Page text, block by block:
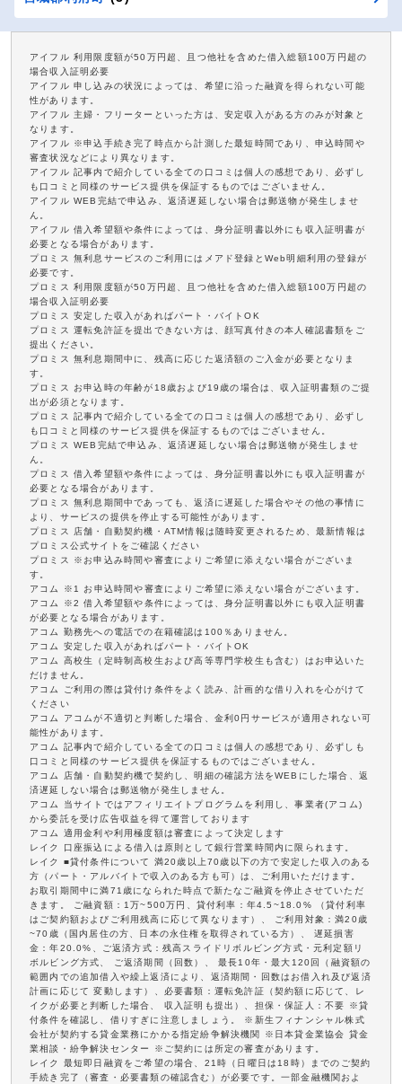
アイフル 利用限度額が50万円超、且つ他社を含めた借入総額100万円超の
場合収入証明必要
アイフル 申し込みの状況によっては、希望に沿った融資を得られない可能
性があります。
アイフル 主婦・フリーターといった方は、安定収入がある方のみが対象と
なります。
アイフル ※申込手続き完了時点から計測した最短時間であり、申込時間や
審査状況などにより異なります。
アイフル 記事内で紹介している全ての口コミは個人の感想であり、必ずし
も口コミと同様のサービス提供を保証するものではございません。
アイフル WEB完結で申込み、返済遅延しない場合は郵送物が発生しませ
ん。
アイフル 借入希望額や条件によっては、身分証明書以外にも収入証明書が
必要となる場合があります。
プロミス 無利息サービスのご利用にはメアド登録とWeb明細利用の登録が
必要です。
プロミス 利用限度額が50万円超、且つ他社を含めた借入総額100万円超の
場合収入証明必要
プロミス 安定した収入があればパート・バイトOK
プロミス 運転免許証を提出できない方は、顔写真付きの本人確認書類をご
提出ください。
プロミス 無利息期間中に、残高に応じた返済額のご入金が必要となりま
す。
プロミス お申込時の年齢が18歳および19歳の場合は、収入証明書類のご提
出が必須となります。
プロミス 記事内で紹介している全ての口コミは個人の感想であり、必ずし
も口コミと同様のサービス提供を保証するものではございません。
プロミス WEB完結で申込み、返済遅延しない場合は郵送物が発生しませ
ん。
プロミス 借入希望額や条件によっては、身分証明書以外にも収入証明書が
必要となる場合があります。
プロミス 無利息期間中であっても、返済に遅延した場合やその他の事情に
より、サービスの提供を停止する可能性があります。
プロミス 店舗・自動契約機・ATM情報は随時変更されるため、最新情報は
プロミス公式サイトをご確認ください
プロミス ※お申込み時間や審査によりご希望に添えない場合がございま
す。
アコム ※1 お申込時間や審査によりご希望に添えない場合がございます。
アコム ※2 借入希望額や条件によっては、身分証明書以外にも収入証明書
が必要となる場合があります。
アコム 勤務先への電話での在籍確認は100％ありません。
アコム 安定した収入があればパート・バイトOK
アコム 高校生（定時制高校生および高等専門学校生も含む）はお申込いた
だけません。
アコム ご利用の際は貸付け条件をよく読み、計画的な借り入れを心がけて
ください
アコム アコムが不適切と判断した場合、金利0円サービスが適用されない可
能性があります。
アコム 記事内で紹介している全ての口コミは個人の感想であり、必ずしも
口コミと同様のサービス提供を保証するものではございません。
アコム 店舗・自動契約機で契約し、明細の確認方法をWEBにした場合、返
済遅延しない場合は郵送物が発生しません。
アコム 当サイトではアフィリエイトプログラムを利用し、事業者(アコム)
から委託を受け広告収益を得て運営しております
アコム 適用金利や利用極度額は審査によって決定します
レイク 口座振込による借入は原則として銀行営業時間内に限られます。
レイク ■貸付条件について 満20歳以上70歳以下の方で安定した収入のある
方（パート・アルバイトで収入のある方も可）は、ご利用いただけます。
お取引期間中に満71歳になられた時点で新たなご融資を停止させていただ
きます。 ご融資額：1万~500万円、貸付利率：年4.5~18.0% （貸付利率
はご契約額およびご利用残高に応じて異なります）、 ご利用対象：満20歳
~70歳（国内居住の方、日本の永住権を取得されている方）、 遅延損害
金：年20.0%、ご返済方式：残高スライドリボルビング方式・元利定額リ
ボルビング方式、 ご返済期間（回数）、 最長10年・最大120回（融資額の
範囲内での追加借入や繰上返済により、返済期間・回数はお借入れ及び返済
計画に応じて 変動します）、必要書類：運転免許証（契約額に応じて、レ
イクが必要と判断した場合、 収入証明も提出）、担保・保証人：不要 ※貸
付条件を確認し、借りすぎに注意しましょう。 ※新生フィナンシャル株式
会社が契約する貸金業務にかかる指定紛争解決機関 ※日本貸金業協会 貸金
業相談・紛争解決センター ※ご契約には所定の審査があります。
レイク 最短即日融資をご希望の場合、21時（日曜日は18時）までのご契約
手続き完了（審査・必要書類の確認含む）が必要です。一部金融機関およ